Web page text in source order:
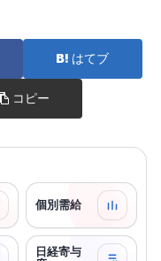
はてブ
コピー
個別需給
日経寄与